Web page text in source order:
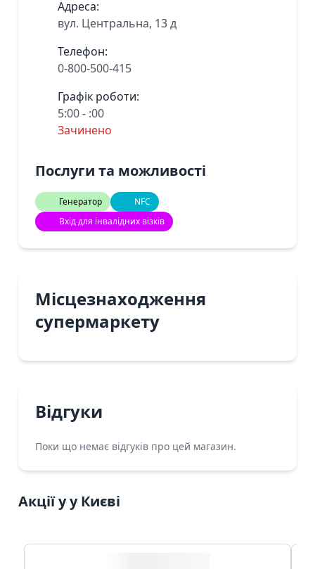
Адреса:
вул. Центральна, 13 д
Телефон:
0-800-500-415
Графік роботи:
5:00 - :00
Зачинено
Послуги та можливості
Генератор
NFC
Вхід для інвалідних візків
Місцезнаходження
супермаркету
Відгуки
Поки що немає відгуків про цей магазин.
Акції у у Києві